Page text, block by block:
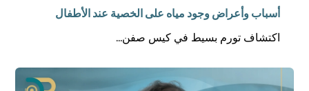
أسباب وأعراض وجود مياه على الخصية عند الأطفال
اكتشاف تورم بسيط في كيس صفن...